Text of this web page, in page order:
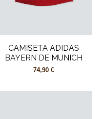
CAMISETA ADIDAS
BAYERN DE MUNICH
74,90 €